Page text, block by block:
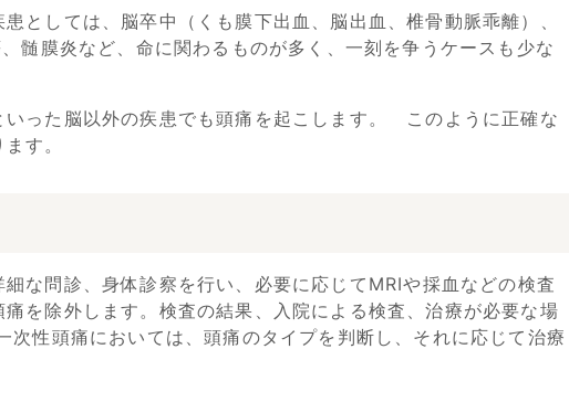
としては、脳卒中（くも膜下出血、脳出血、椎骨動脈乖離）、
髄膜炎など、命に関わるものが多く、一刻を争うケースも少な
いった脳以外の疾患でも頭痛を起こします。 このように正確な
す。
な問診、身体診察を行い、必要に応じてMRIや採血などの検査
を除外します。検査の結果、入院による検査、治療が必要な場
性頭痛においては、頭痛のタイプを判断し、それに応じて治療